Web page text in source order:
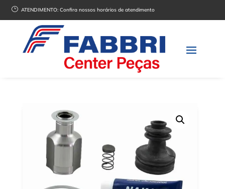
} ATENDIMENTO:Confira nossos horários de atendimento